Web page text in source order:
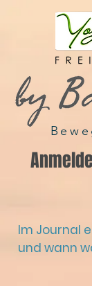
Im Journal
und wann